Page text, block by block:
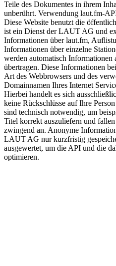
Teile des Dokumentes in ihrem
unberührt. Verwendung laut.fm-
Diese Website benutzt die
ist ein Dienst der LAUT AG und
Informationen über laut.fm,
Informationen über einzelne
werden automatisch
übertragen. Diese Informationen
Art des Webbrowsers und des
Domainnamen Ihres Internet
Hierbei handelt es sich
keine Rückschlüsse auf Ihre
sind technisch notwendig, um
Titel korrekt auszuliefern und
zwingend an. Anonyme
LAUT AG nur kurzfristig
ausgewertet, um die API und die
optimieren.